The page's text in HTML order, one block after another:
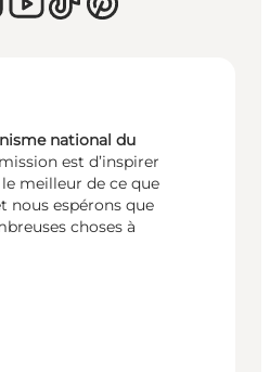
national du
est d’inspirer
meilleur de ce que
nous espérons que
choses à